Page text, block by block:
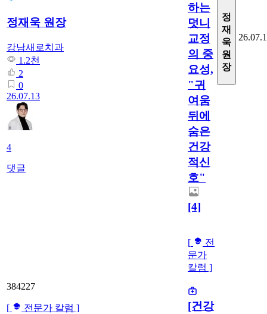
정재욱 원장
강남새로치과
1.2천
2
0
26.07.13
4
댓글
하는
덧니
교정
의 중
요성,
"귀
여움
뒤에
숨은
건강
적신
호"
[4]
정
재
욱
원
장
384227
[ 전문가 칼럼 ]
[
전
문가
칼럼 ]
[건강